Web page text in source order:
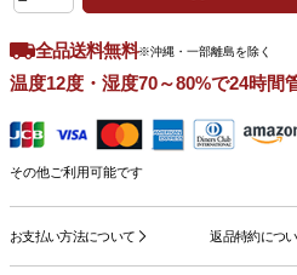
全品送料無料※沖縄・一部離島を除く
温度12度・湿度70～80%で24時間
その他ご利用可能です
お支払い方法について 返品特約につ